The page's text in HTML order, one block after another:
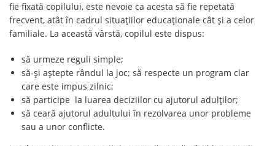
fie fixată copilului, este nevoie ca acesta să fie repetată
frecvent, atât în cadrul situațiilor educaționale cât și a celor
familiale. La această vârstă, copilul este dispus:
să urmeze reguli simple;
să-și aștepte rândul la joc; să respecte un program clar
care este impus zilnic;
să participe la luarea deciziilor cu ajutorul adulților;
să ceară ajutorul adultului în rezolvarea unor probleme
sau a unor conflicte.